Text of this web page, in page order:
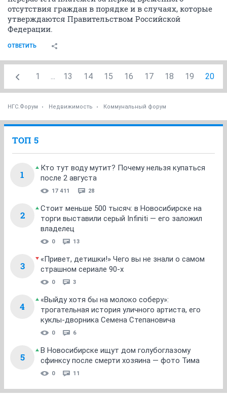
отсутствия граждан в порядке и в случаях, которые
утверждаются Правительством Российской
Федерации.
ОТВЕТИТЬ
1 ... 13 14 15 16 17 18 19 20
НГС.Форум Недвижимость Коммунальный форум
ТОП 5
1
Кто тут воду мутит? Почему нельзя купаться
после 2 августа
17 411 28
2
Стоит меньше 500 тысяч: в Новосибирске на
торги выставили серый Infiniti — его заложил
владелец
0 13
3
«Привет, детишки!» Чего вы не знали о самом
страшном сериале 90-х
0 3
4
«Выйду хотя бы на молоко соберу»:
трогательная история уличного артиста, его
куклы-дворника Семена Степановича
0 6
5
В Новосибирске ищут дом голубоглазому
сфинксу после смерти хозяина — фото Тима
0 11